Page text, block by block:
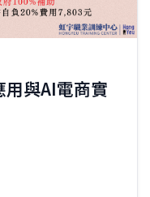
與AI電商實